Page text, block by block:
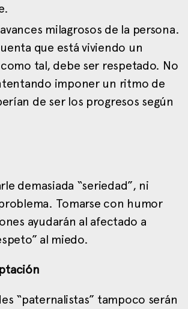
milagrosos de la persona.
que está viviendo un
tal, debe ser respetado. No
imponer un ritmo de
de ser los progresos según
demasiada “seriedad”, ni
Tomarse con humor
ayudarán al afectado a
al miedo.
“paternalistas” tampoco serán